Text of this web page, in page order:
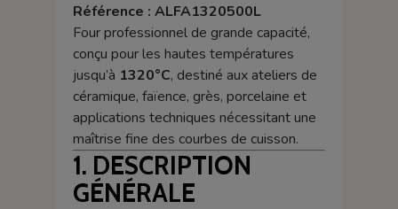
Référence : ALFA1320500L
Four professionnel de grande capacité,
conçu pour les hautes températures
jusqu’à 1320°C, destiné aux ateliers de
céramique, faïence, grès, porcelaine et
applications techniques nécessitant une
maîtrise fine des courbes de cuisson.
1. DESCRIPTION
GÉNÉRALE